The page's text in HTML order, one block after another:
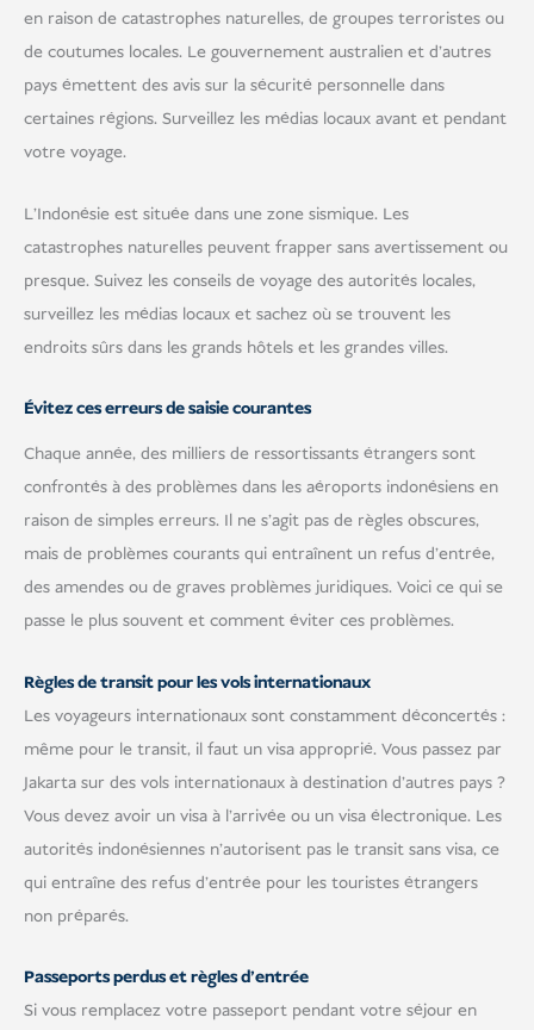
en raison de catastrophes naturelles, de groupes terroristes ou
de coutumes locales. Le gouvernement australien et d'autres
pays émettent des avis sur la sécurité personnelle dans
certaines régions. Surveillez les médias locaux avant et pendant
votre voyage.
L'Indonésie est située dans une zone sismique. Les
catastrophes naturelles peuvent frapper sans avertissement ou
presque. Suivez les conseils de voyage des autorités locales,
surveillez les médias locaux et sachez où se trouvent les
endroits sûrs dans les grands hôtels et les grandes villes.
Évitez ces erreurs de saisie courantes
Chaque année, des milliers de ressortissants étrangers sont
confrontés à des problèmes dans les aéroports indonésiens en
raison de simples erreurs. Il ne s'agit pas de règles obscures,
mais de problèmes courants qui entraînent un refus d'entrée,
des amendes ou de graves problèmes juridiques. Voici ce qui se
passe le plus souvent et comment éviter ces problèmes.
Règles de transit pour les vols internationaux
Les voyageurs internationaux sont constamment déconcertés :
même pour le transit, il faut un visa approprié. Vous passez par
Jakarta sur des vols internationaux à destination d'autres pays ?
Vous devez avoir un visa à l'arrivée ou un visa électronique. Les
autorités indonésiennes n'autorisent pas le transit sans visa, ce
qui entraîne des refus d'entrée pour les touristes étrangers
non préparés.
Passeports perdus et règles d'entrée
Si vous remplacez votre passeport pendant votre séjour en